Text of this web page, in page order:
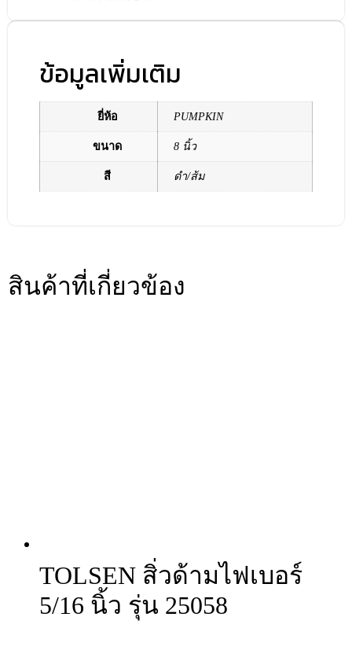
ข้อมูลเพิ่มเติม
ยี่ห้อ PUMPKIN
ขนาด 8 นิ้ว
สี ดำ/ส้ม
สินค้าที่เกี่ยวข้อง
TOLSEN สิ่วด้ามไฟเบอร์
5/16 นิ้ว รุ่น 25058